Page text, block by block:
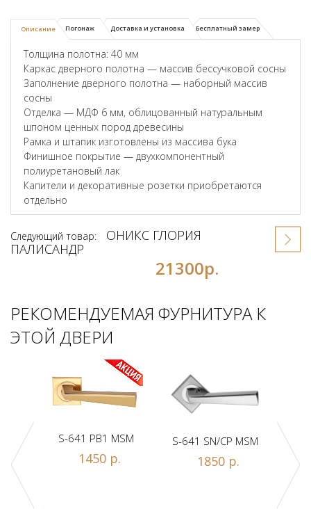
Описание Погонаж Доставка и установка Бесплатный замер
Толщина полотна: 40 мм
Каркас дверного полотна — массив бессучковой сосны
Заполнение дверного полотна — наборный массив
сосны
Отделка — МДФ 6 мм, облицованный натуральным
шпоном ценных пород древесины
Рамка и штапик изготовлены из массива бука
Финишное покрытие — двухкомпонентный
полиуретановый лак
Капители и декоративные розетки приобретаются
отдельно
Следующий товар:
ОНИКС ГЛОРИЯ
ПАЛИСАНДР
21300р.
РЕКОМЕНДУЕМАЯ ФУРНИТУРА К
ЭТОЙ ДВЕРИ
A
S-641 PB1 MSM
1450 р.
S-641 SN/CP MSM
1850 р.